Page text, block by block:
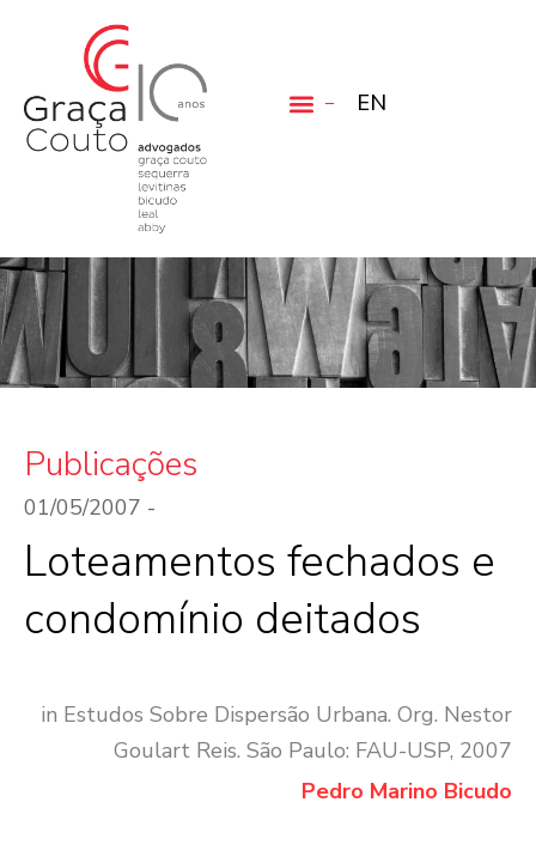
EN
Publicações
01/05/2007 -
Loteamentos fechados e
condomínio deitados
in Estudos Sobre Dispersão Urbana. Org. Nestor
Goulart Reis. São Paulo: FAU-USP, 2007
Pedro Marino Bicudo